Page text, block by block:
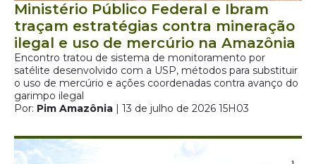
Ministério Público Federal e Ibram
traçam estratégias contra mineração
ilegal e uso de mercúrio na Amazônia
Encontro tratou de sistema de monitoramento por
satélite desenvolvido com a USP, métodos para substituir
o uso de mercúrio e ações coordenadas contra avanço do
garimpo ilegal
Por: Pim Amazônia | 13 de julho de 2026 15H03